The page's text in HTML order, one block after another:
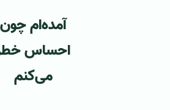
آمده‌ام چون
احساس
می‌کنم